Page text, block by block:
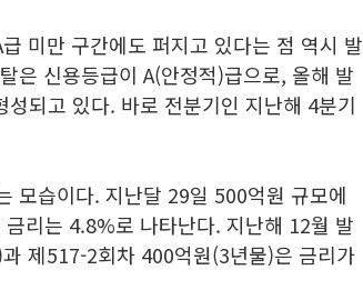
미만 구간에도 퍼지고 있다는 점 역시 발
은 신용등급이 A(안정적)급으로, 올해 발
되고 있다. 바로 전분기인 지난해 4분기
모습이다. 지난달 29일 500억원 규모에
리는 4.8%로 나타난다. 지난해 12월 발
제517-2회차 400억원(3년물)은 금리가